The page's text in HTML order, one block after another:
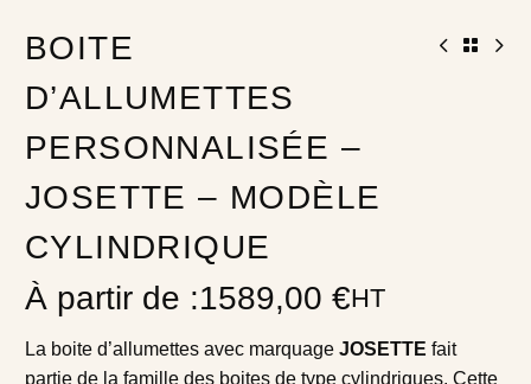
BOITE
D’ALLUMETTES
PERSONNALISÉE –
JOSETTE – MODÈLE
CYLINDRIQUE
À partir de :1589,00 €HT
La boite d’allumettes avec marquage JOSETTE fait
partie de la famille des boites de type cylindriques. Cette